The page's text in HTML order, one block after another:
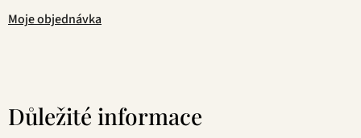
Moje objednávka
Důležité informace